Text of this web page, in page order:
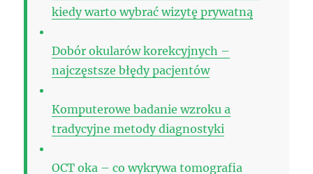
kiedy warto wybrać wizytę prywatną
Dobór okularów korekcyjnych –
najczęstsze błędy pacjentów
Komputerowe badanie wzroku a
tradycyjne metody diagnostyki
OCT oka – co wykrywa tomografia